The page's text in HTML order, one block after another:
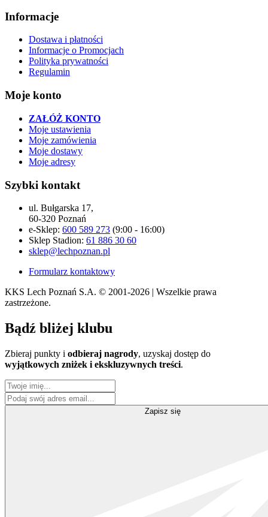
Informacje
Dostawa i płatności
Informacje o Promocjach
Polityka prywatności
Regulamin
Moje konto
ZAŁÓŻ KONTO
Moje ustawienia
Moje zamówienia
Moje dostawy
Moje adresy
Szybki kontakt
ul. Bułgarska 17,
60-320 Poznań
e-Sklep: 600 589 273 (9:00 - 16:00)
Sklep Stadion: 61 886 30 60
sklep@lechpoznan.pl
Formularz kontaktowy
KKS Lech Poznań S.A. © 2001-2026 | Wszelkie prawa
zastrzeżone.
Bądź bliżej klubu
Zbieraj punkty i odbieraj nagrody, uzyskaj dostęp do
wyjątkowych zniżek i ekskluzywnych treści.
Zapisz się